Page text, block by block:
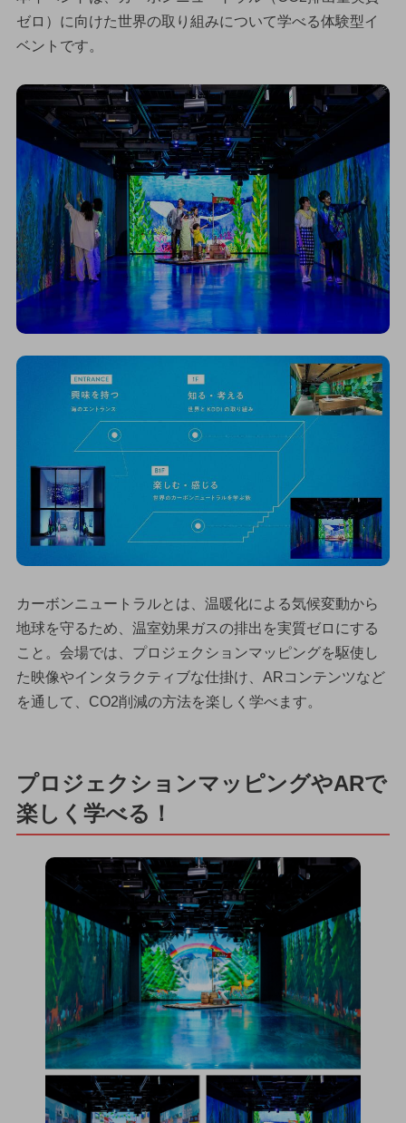
ゼロ）に向けた世界の取り組みについて学べる体験型イ
ベントです。
カーボンニュートラルとは、温暖化による気候変動から
地球を守るため、温室効果ガスの排出を実質ゼロにする
こと。会場では、プロジェクションマッピングを駆使し
た映像やインタラクティブな仕掛け、ARコンテンツなど
を通して、CO2削減の方法を楽しく学べます。
プロジェクションマッピングやARで
楽しく学べる！